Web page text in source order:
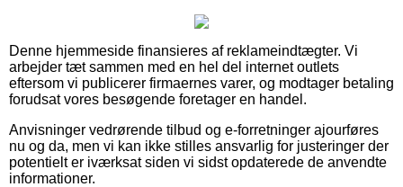
Denne hjemmeside finansieres af reklameindtægter. Vi
arbejder tæt sammen med en hel del internet outlets
eftersom vi publicerer firmaernes varer, og modtager betaling
forudsat vores besøgende foretager en handel.
Anvisninger vedrørende tilbud og e-forretninger ajourføres
nu og da, men vi kan ikke stilles ansvarlig for justeringer der
potentielt er iværksat siden vi sidst opdaterede de anvendte
informationer.